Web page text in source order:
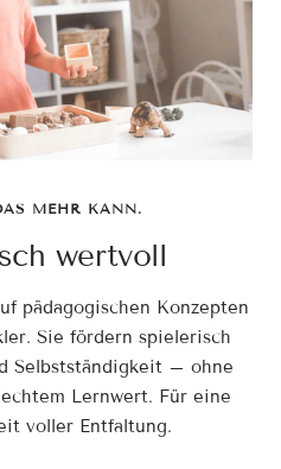
MEHR KANN.
wertvoll
pädagogischen Konzepten
Sie fördern spielerisch
Selbstständigkeit – ohne
Lernwert. Für eine
voller Entfaltung.